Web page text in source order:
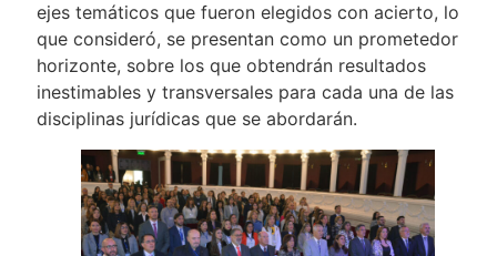
ejes temáticos que fueron elegidos con acierto, lo
que consideró, se presentan como un prometedor
horizonte, sobre los que obtendrán resultados
inestimables y transversales para cada una de las
disciplinas jurídicas que se abordarán.